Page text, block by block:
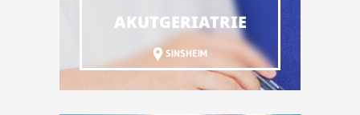
AKUTGERIATRIE
SINSHEIM